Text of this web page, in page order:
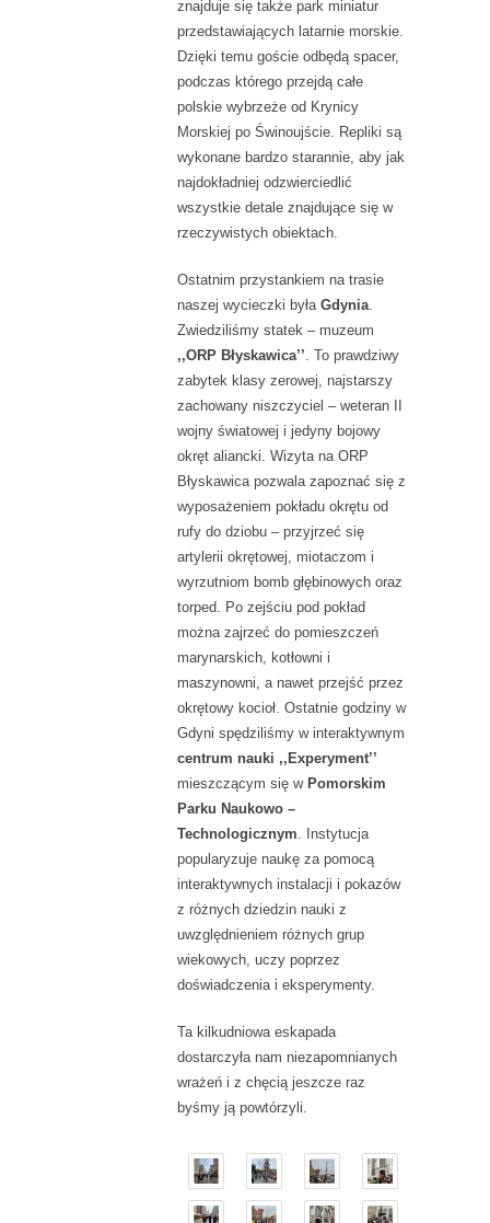
znajduje się także park miniatur
przedstawiających latarnie morskie.
Dzięki temu goście odbędą spacer,
podczas którego przejdą całe
polskie wybrzeże od Krynicy
Morskiej po Świnoujście. Repliki są
wykonane bardzo starannie, aby jak
najdokładniej odzwierciedlić
wszystkie detale znajdujące się w
rzeczywistych obiektach.
Ostatnim przystankiem na trasie
naszej wycieczki była Gdynia.
Zwiedziliśmy statek – muzeum
,,ORP Błyskawica’’. To prawdziwy
zabytek klasy zerowej, najstarszy
zachowany niszczyciel – weteran II
wojny światowej i jedyny bojowy
okręt aliancki. Wizyta na ORP
Błyskawica pozwala zapoznać się z
wyposażeniem pokładu okrętu od
rufy do dziobu – przyjrzeć się
artylerii okrętowej, miotaczom i
wyrzutniom bomb głębinowych oraz
torped. Po zejściu pod pokład
można zajrzeć do pomieszczeń
marynarskich, kotłowni i
maszynowni, a nawet przejść przez
okrętowy kocioł. Ostatnie godziny w
Gdyni spędziliśmy w interaktywnym
centrum nauki ,,Experyment’’
mieszczącym się w Pomorskim
Parku Naukowo –
Technologicznym. Instytucja
popularyzuje naukę za pomocą
interaktywnych instalacji i pokazów
z różnych dziedzin nauki z
uwzględnieniem różnych grup
wiekowych, uczy poprzez
doświadczenia i eksperymenty.
Ta kilkudniowa eskapada
dostarczyła nam niezapomnianych
wrażeń i z chęcią jeszcze raz
byśmy ją powtórzyli.